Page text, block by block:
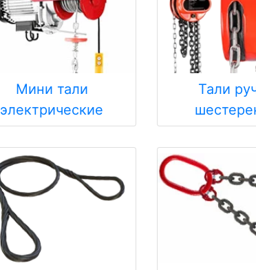
Мини тали
электрические
Тали